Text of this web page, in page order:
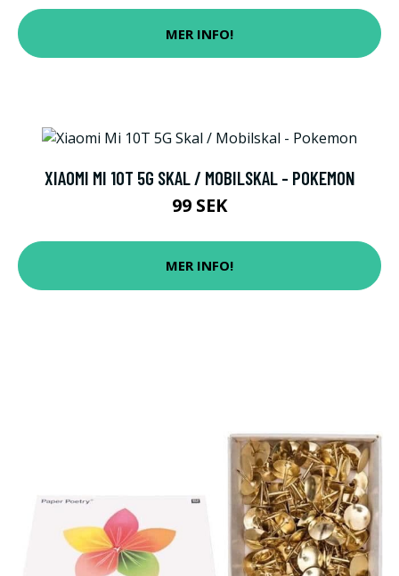
MER INFO!
XIAOMI MI 10T 5G SKAL / MOBILSKAL - POKEMON
99 SEK
MER INFO!